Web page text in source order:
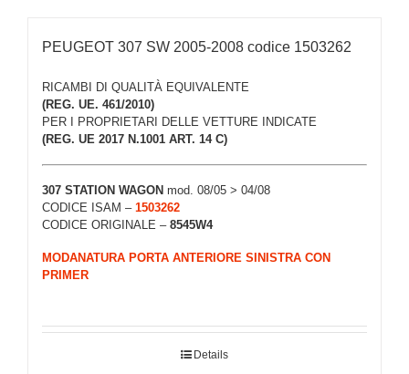
PEUGEOT 307 SW 2005-2008 codice 1503262
RICAMBI DI QUALITÀ EQUIVALENTE
(REG. UE. 461/2010)
PER I PROPRIETARI DELLE VETTURE INDICATE
(REG. UE 2017 N.1001 ART. 14 C)
307 STATION WAGON mod. 08/05 > 04/08
CODICE ISAM – 1503262
CODICE ORIGINALE – 8545W4
MODANATURA PORTA ANTERIORE SINISTRA CON
PRIMER
Details